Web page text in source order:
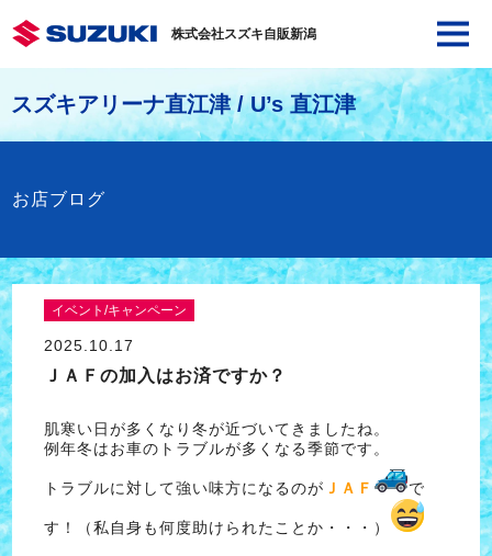
株式会社スズキ自販新潟
スズキアリーナ直江津 / U’s 直江津
お店ブログ
イベント/キャンペーン
2025.10.17
ＪＡＦの加入はお済ですか？
肌寒い日が多くなり冬が近づいてきましたね。
例年冬はお車のトラブルが多くなる季節です。
トラブルに対して強い味方になるのが ＪＡＦ で
す！（私自身も何度助けられたことか・・・）